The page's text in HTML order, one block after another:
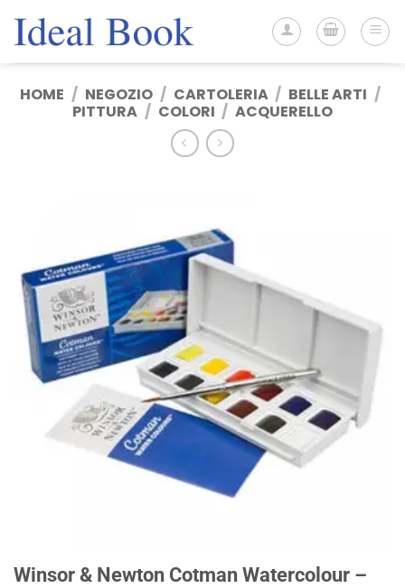
HOME / NEGOZIO / CARTOLERIA / BELLE ARTI /
PITTURA / COLORI / ACQUERELLO
Winsor & Newton Cotman Watercolour –